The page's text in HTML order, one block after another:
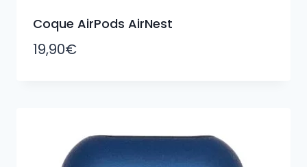
Coque AirPods AirNest
19,90€